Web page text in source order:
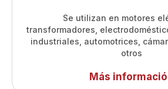
Se utilizan en motores
transformadores,
industriales, automotrices,
otros
Más